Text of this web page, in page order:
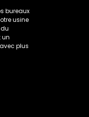
bureaux
usine
un
plus